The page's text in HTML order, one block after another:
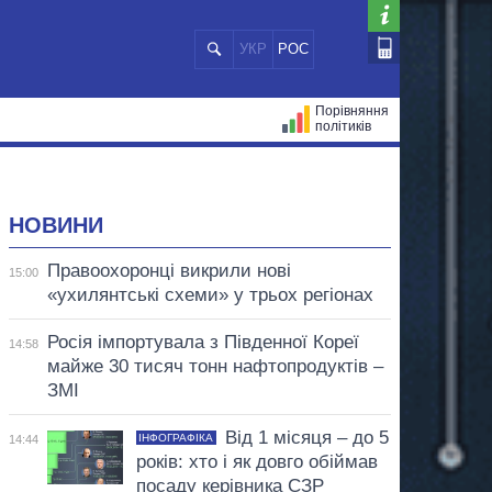
УКР РОС
Порівняння
політиків
НОВИНИ
15:00
Правоохоронці викрили нові
«ухилянтські схеми» у трьох регіонах
14:58
Росія імпортувала з Південної Кореї
майже 30 тисяч тонн нафтопродуктів –
ЗМІ
14:44 ІНФОГРАФІКА
Від 1 місяця – до 5
років: хто і як довго обіймав
посаду керівника СЗР